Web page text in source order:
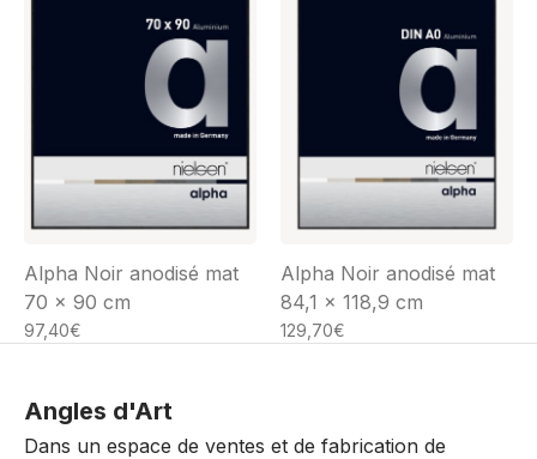
Alpha Noir anodisé mat
70 x 90 cm
97,40€
Alpha Noir anodisé mat
84,1 x 118,9 cm
129,70€
Angles d'Art
Dans un espace de ventes et de fabrication de